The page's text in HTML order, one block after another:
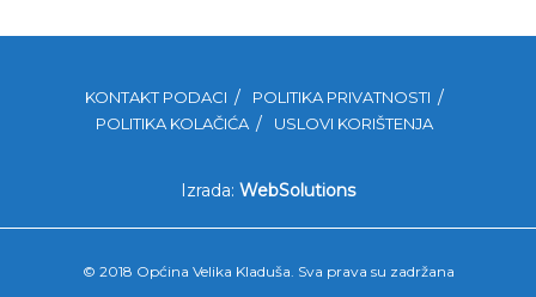
KONTAKT PODACI
POLITIKA PRIVATNOSTI
POLITIKA KOLAČIĆA
USLOVI KORIŠTENJA
Izrada: WebSolutions
© 2018 Općina Velika Kladuša. Sva prava su zadržana